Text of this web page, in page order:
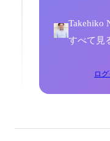
Takehiko
すべて見
ロ